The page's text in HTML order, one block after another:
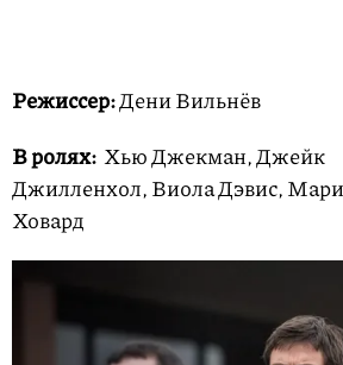
Режиссер:Дени Вильнёв
В ролях: Хью Джекман, Джейк
Джилленхол, Виола Дэвис,
Ховард